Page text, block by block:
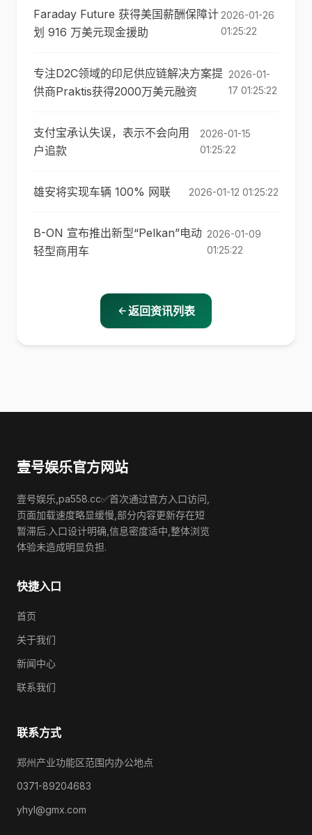
Faraday Future 获得美国薪酬保障计
划 916 万美元现金援助
2026-01-26
01:25:22
专注D2C领域的印尼供应链解决方案提
供商Praktis获得2000万美元融资
2026-01-
17 01:25:22
支付宝承认失误，表示不会向用
户追款
2026-01-15
01:25:22
雄安将实现车辆 100% 网联 2026-01-12 01:25:22
B-ON 宣布推出新型“Pelkan”电动
轻型商用车
2026-01-09
01:25:22
返回资讯列表
壹号娱乐官方网站
壹号娱乐,pa558.cc✅首次通过官方入口访问,
页面加载速度略显缓慢,部分内容更新存在短
暂滞后.入口设计明确,信息密度适中,整体浏览
体验未造成明显负担.
快捷入口
首页
关于我们
新闻中心
联系我们
联系方式
郑州产业功能区范围内办公地点
0371-89204683
yhyl@gmx.com